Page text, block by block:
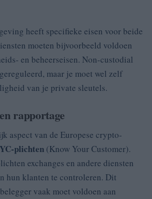
heeft specifieke eisen voor beide
moeten bijvoorbeeld voldoen
en beheerseisen. Non-custodial
maar je moet wel zelf
van je private sleutels.
rapportage
aspect van de Europese crypto-
plichten (Know Your Customer).
exchanges en andere diensten
hun klanten te controleren. Dit
vaak moet voldoen aan